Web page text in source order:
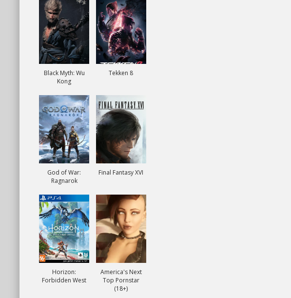
Black Myth: Wu
Kong
Tekken 8
God of War:
Ragnarok
Final Fantasy XVI
Horizon:
Forbidden West
America's Next
Top Pornstar
(18+)